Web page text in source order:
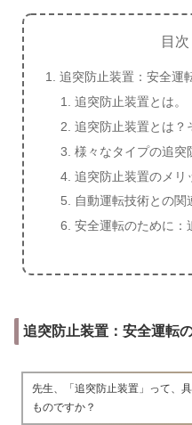
目次
追突防止装置：安全運
追突防止装置とは。
追突防止装置とは？
様々なタイプの追突
追突防止装置のメリ
自動運転技術との関
安全運転のために：
追突防止装置：安全運転
先生、「追突防止装置」って、
ものですか？